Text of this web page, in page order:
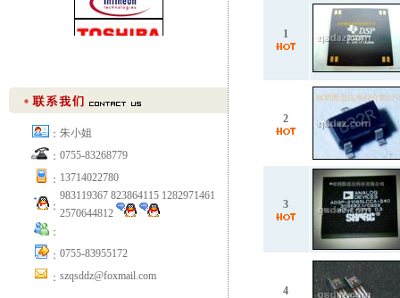
： 朱小姐
： 0755-83268779
： 13714022780
：
983119367 823864115 1282971461
2570644812
：
： 0755-83955172
： szqsddz@foxmail.com
1
2
3
4